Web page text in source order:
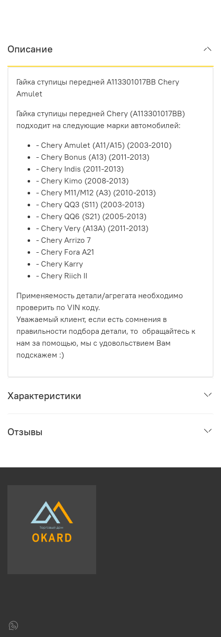
Описание
Гайка ступицы передней A113301017BB Chery
Amulet
Гайка ступицы передней Chery (A113301017BB)
подходит на следующие марки автомобилей:
- Chery Amulet (A11/A15) (2003-2010)
- Chery Bonus (A13) (2011-2013)
- Chery Indis (2011-2013)
- Chery Kimo (2008-2013)
- Chery M11/M12 (A3) (2010-2013)
- Chery QQ3 (S11) (2003-2013)
- Chery QQ6 (S21) (2005-2013)
- Chery Very (A13A) (2011-2013)
- Chery Arrizo 7
- Chery Fora A21
- Chery Karry
- Chery Riich II
Применяемость детали/агрегата необходимо
проверить по VIN коду.
Уважаемый клиент, если есть сомнения в
правильности подбора детали, то обращайтесь к
нам за помощью, мы с удовольствием Вам
подскажем :)
Характеристики
Отзывы